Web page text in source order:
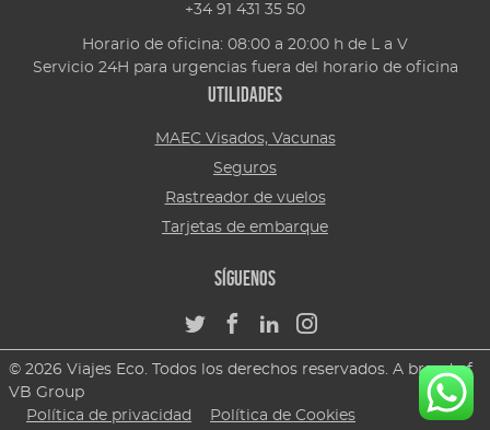
+34 91 431 35 50
Horario de oficina: 08:00 a 20:00 h de L a V
Servicio 24H para urgencias fuera del horario de oficina
Utilidades
MAEC Visados, Vacunas
Seguros
Rastreador de vuelos
Tarjetas de embarque
Síguenos
© 2026 Viajes Eco. Todos los derechos reservados. A brand of
VB Group
Política de privacidad
Política de Cookies